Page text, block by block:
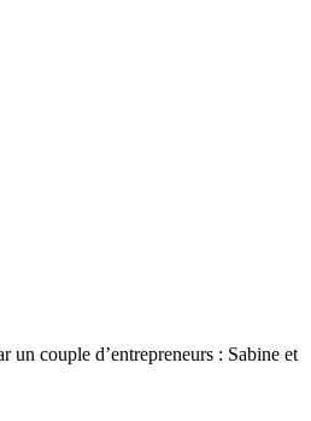
couple d’entrepreneurs : Sabine et